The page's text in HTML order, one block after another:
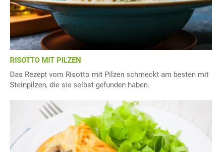
RISOTTO MIT PILZEN
Das Rezept vom Risotto mit Pilzen schmeckt am besten mit
Steinpilzen, die sie selbst gefunden haben.